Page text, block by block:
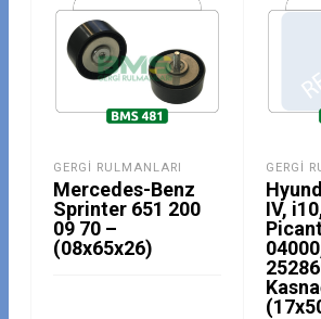
GERGI RULMANLARI
Mercedes-Benz
Sprinter 651 200
09 70 –
(08x65x26)
GERGI
IV,